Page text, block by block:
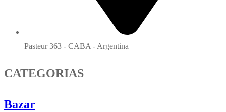
Pasteur 363 - CABA - Argentina
CATEGORIAS
Bazar